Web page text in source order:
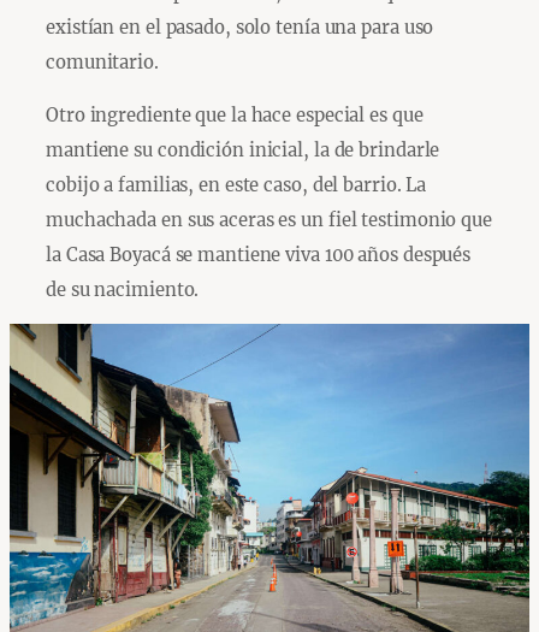
existían en el pasado, solo tenía una para uso
comunitario.
Otro ingrediente que la hace especial es que
mantiene su condición inicial, la de brindarle
cobijo a familias, en este caso, del barrio. La
muchachada en sus aceras es un fiel testimonio que
la Casa Boyacá se mantiene viva 100 años después
de su nacimiento.